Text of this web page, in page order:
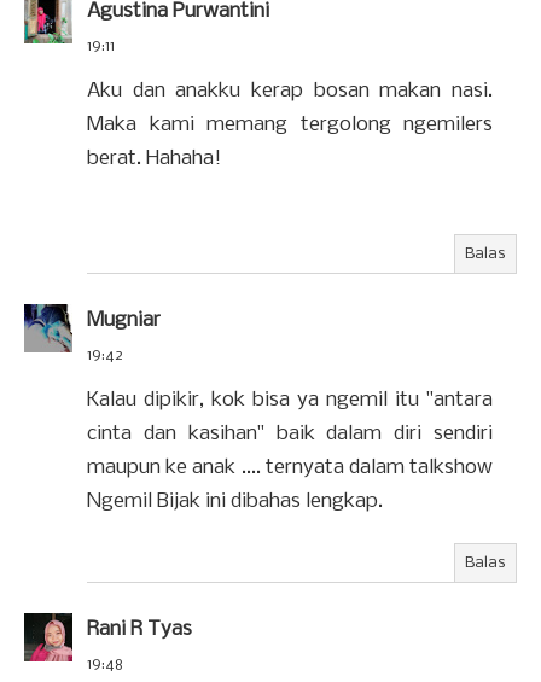
Agustina Purwantini
19:11
Aku dan anakku kerap bosan makan nasi.
Maka kami memang tergolong ngemilers
berat. Hahaha!
Balas
Mugniar
19:42
Kalau dipikir, kok bisa ya ngemil itu "antara
cinta dan kasihan" baik dalam diri sendiri
maupun ke anak .... ternyata dalam talkshow
Ngemil Bijak ini dibahas lengkap.
Balas
Rani R Tyas
19:48